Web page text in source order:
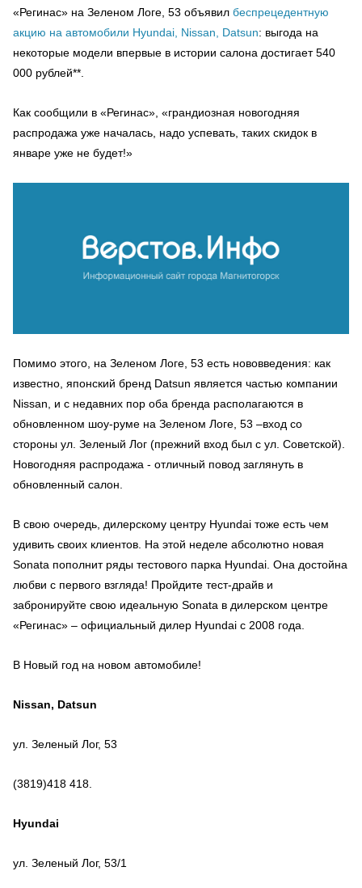
«Регинас» на Зеленом Логе, 53 объявил беспрецедентную
акцию на автомобили Hyundai, Nissan, Datsun: выгода на
некоторые модели впервые в истории салона достигает 540
000 рублей**.
Как сообщили в «Регинас», «грандиозная новогодняя
распродажа уже началась, надо успевать, таких скидок в
январе уже не будет!»
Помимо этого, на Зеленом Логе, 53 есть нововведения: как
известно, японский бренд Datsun является частью компании
Nissan, и с недавних пор оба бренда располагаются в
обновленном шоу-руме на Зеленом Логе, 53 –вход со
стороны ул. Зеленый Лог (прежний вход был с ул. Советской).
Новогодняя распродажа - отличный повод заглянуть в
обновленный салон.
В свою очередь, дилерскому центру Hyundai тоже есть чем
удивить своих клиентов. На этой неделе абсолютно новая
Sonata пополнит ряды тестового парка Hyundai. Она достойна
любви с первого взгляда! Пройдите тест-драйв и
забронируйте свою идеальную Sonata в дилерском центре
«Регинас» – официальный дилер Hyundai с 2008 года.
В Новый год на новом автомобиле!
Nissan, Datsun
ул. Зеленый Лог, 53
(3819)418 418.
Hyundai
ул. Зеленый Лог, 53/1